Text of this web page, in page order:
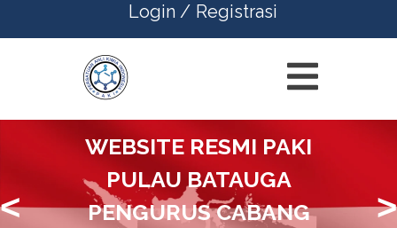
Login / Registrasi
WEBSITE RESMI PAKI
PULAU BATAUGA
PENGURUS CABANG
< >